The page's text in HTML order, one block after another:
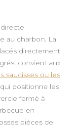
au charbon. La
directement
convient aux
saucisses ou les
qui positionne les
fermé à
en
pièces de